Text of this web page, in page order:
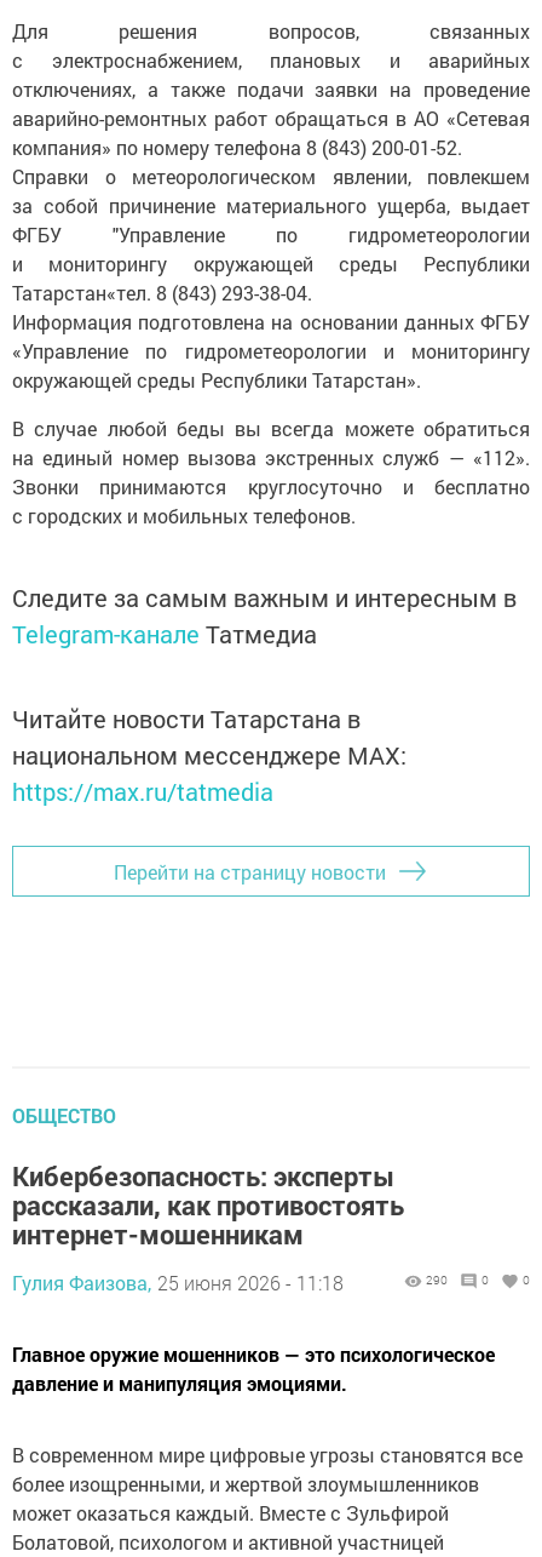
Для решения вопросов, связанных
с электроснабжением, плановых и аварийных
отключениях, а также подачи заявки на проведение
аварийно-ремонтных работ обращаться в АО «Сетевая
компания» по номеру телефона 8 (843) 200-01-52.
Справки о метеорологическом явлении, повлекшем
за собой причинение материального ущерба, выдает
ФГБУ "Управление по гидрометеорологии
и мониторингу окружающей среды Республики
Татарстан«тел. 8 (843) 293-38-04.
Информация подготовлена на основании данных ФГБУ
«Управление по гидрометеорологии и мониторингу
окружающей среды Республики Татарстан».
В случае любой беды вы всегда можете обратиться
на единый номер вызова экстренных служб — «112».
Звонки принимаются круглосуточно и бесплатно
с городских и мобильных телефонов.
Следите за самым важным и интересным в
Telegram-канале Татмедиа
Читайте новости Татарстана в
национальном мессенджере MАХ:
https://max.ru/tatmedia
Перейти на страницу новости
ОБЩЕСТВО
Кибербезопасность: эксперты
рассказали, как противостоять
интернет-мошенникам
Гулия Фаизова, 25 июня 2026 - 11:18 290 0 0
Главное оружие мошенников — это психологическое
давление и манипуляция эмоциями.
В современном мире цифровые угрозы становятся все
более изощренными, и жертвой злоумышленников
может оказаться каждый. Вместе с Зульфирой
Болатовой, психологом и активной участницей